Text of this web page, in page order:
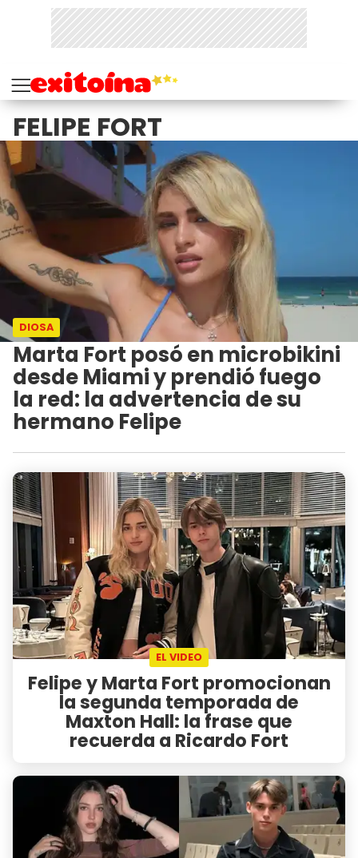
FELIPE FORT
DIOSA
Marta Fort posó en microbikini
desde Miami y prendió fuego
la red: la advertencia de su
hermano Felipe
EL VIDEO
Felipe y Marta Fort promocionan
la segunda temporada de
Maxton Hall: la frase que
recuerda a Ricardo Fort